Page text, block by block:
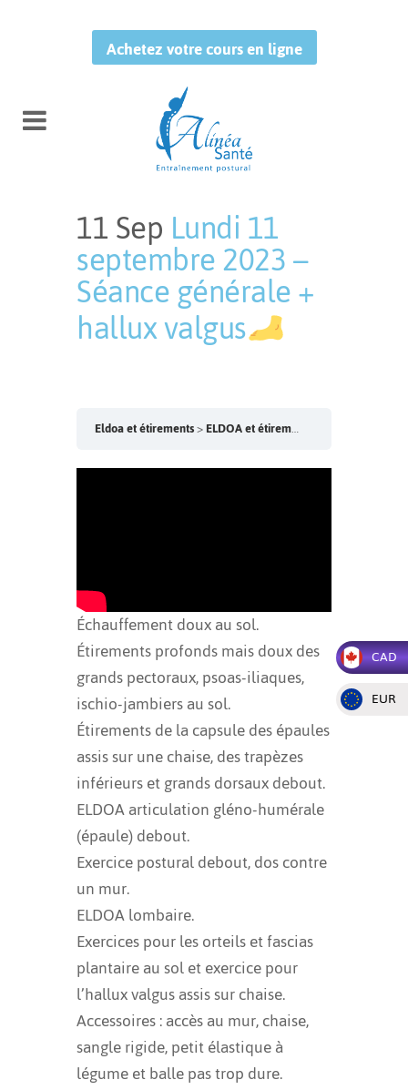
CAD
EUR
Achetez votre cours en ligne
11 SepLundi 11
septembre 2023 –
Séance générale +
hallux valgus
in
Eldoa et étirements ELDOA et étirements doux – Lundi 10h30
Échauffement doux au sol.
Étirements profonds mais doux des
grands pectoraux, psoas-iliaques,
ischio-jambiers au sol.
Étirements de la capsule des épaules
assis sur une chaise, des trapèzes
inférieurs et grands dorsaux debout.
ELDOA articulation gléno-humérale
(épaule) debout.
Exercice postural debout, dos contre
un mur.
ELDOA lombaire.
Exercices pour les orteils et fascias
plantaire au sol et exercice pour
l’hallux valgus assis sur chaise.
Accessoires : accès au mur, chaise,
sangle rigide, petit élastique à
légume et balle pas trop dure.